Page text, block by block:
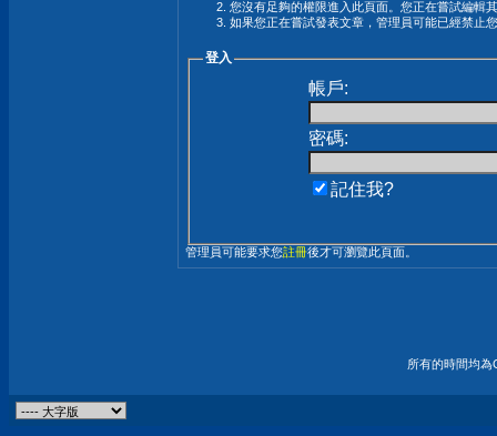
您沒有足夠的權限進入此頁面。您正在嘗試編輯
如果您正在嘗試發表文章，管理員可能已經禁止
登入
帳戶:
密碼:
記住我?
管理員可能要求您註冊後才可瀏覽此頁面。
所有的時間均為